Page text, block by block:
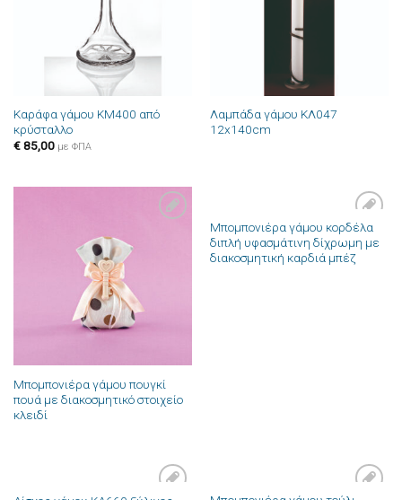
Καράφα γάμου ΚΜ400 από
κρύσταλλο
€85,00 με ΦΠΑ
Λαμπάδα γάμου ΚΛ047
12x140cm
στην λίστα
Μπομπονιέρα γάμου πουγκί
πουά με διακοσμητικό στοιχείο
κλειδί
Πρόσθήκη
στην λίστα
επιθυμιών
Μπομπονιέρα γάμου κορδέλα
διπλή υφασμάτινη δίχρωμη με
διακοσμητική καρδιά μπέζ